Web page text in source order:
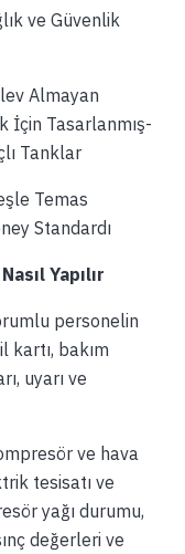
ve Güvenlik
Almayan
İçin Tasarlanmış-
Tanklar
Temas
Standardı
Yapılır
personelin
kartı, bakım
uyarı ve
ve hava
tesisatı ve
yağı durumu,
değerleri ve